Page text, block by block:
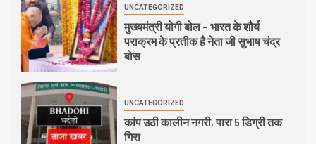
UNCATEGORIZED
मुख्यमंत्री योगी बोल – भारत के शौर्य
पराक्रम के प्रतीक है नेता जी सुभाष चंद्र
बोस
UNCATEGORIZED
कांप उठी कालीन नगरी, पारा 5 डिग्री तक
गिरा